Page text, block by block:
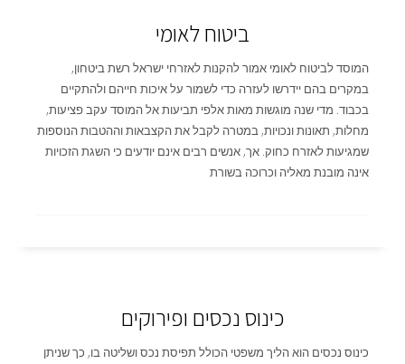
ביטוח לאומי
המוסד לביטוח לאומי אמור להקנות לאזרחי ישראל רשת ביטחון,
במקרים בהם יידרשו לעזרה כדי לשמור על איכות חייהם ולהתקיים
בכבוד. מדי שנה מוגשות מאות אלפי תביעות אל המוסד עקב פציעות,
מחלות, תאונות ונכויות, במטרה לקבל את הקצבאות וההטבות הנוספות
שמגיעות לאזרח כחוק. אך, אנשים רבים אינם יודעים כי השגת הזכויות
אינה מובנת מאליה וכרוכה בשורת
כינוס נכסים ופירוקים
כינוס נכסים הוא הליך משפטי הכולל תפיסת נכס ושליטה בו, כך שניתן